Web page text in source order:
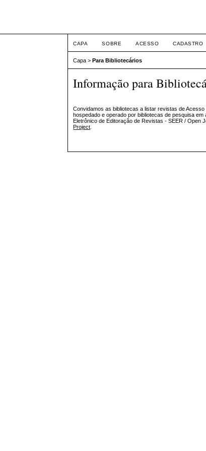
CAPA SOBRE ACESSO CADASTRO
Capa >Para Bibliotecários
Informação para
Convidamos as bibliotecas a listar revistas de
hospedado e operado por bibliotecas de pesquisa
Eletrônico de Editoração de Revistas - SEER /
Project